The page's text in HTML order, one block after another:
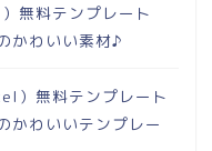
無料テンプレート
かわいい素材♪
）無料テンプレート
かわいいテンプレー